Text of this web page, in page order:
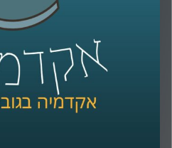
איתנו בפרק של היום ד״ר מאיר
עכשווית של איראן, בבית הספר
ואסטרטגיה באוניברסיטת רייכמן.
קרדיט תמונות:AudioVersity